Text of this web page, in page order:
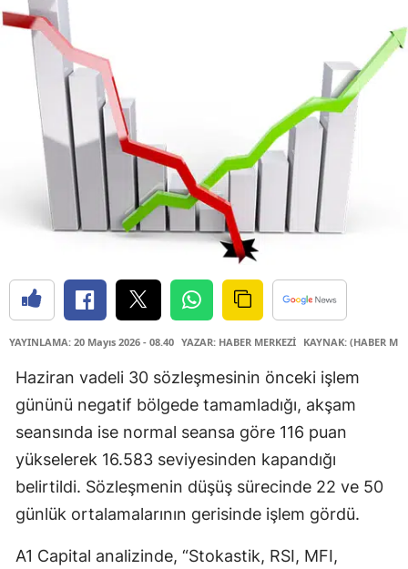
YAYINLAMA: 20 Mayıs 2026 - 08.40 YAZAR: HABER MERKEZİ KAYNAK: (HABER
Haziran vadeli 30 sözleşmesinin önceki işlem
gününü negatif bölgede tamamladığı, akşam
seansında ise normal seansa göre 116 puan
yükselerek 16.583 seviyesinden kapandığı
belirtildi. Sözleşmenin düşüş sürecinde 22 ve 50
günlük ortalamalarının gerisinde işlem gördü.
A1 Capital analizinde, “Stokastik, RSI, MFI,